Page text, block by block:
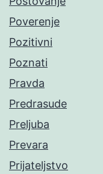
Poverenje
Pozitivni
Poznati
Pravda
Predrasude
Preljuba
Prevara
Prijateljstvo